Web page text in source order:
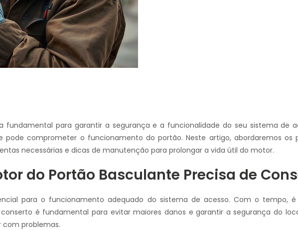
para garantir a segurança e a funcionalidade do seu sistema de
comprometer o funcionamento do portão. Neste artigo, abordaremos os
necessárias e dicas de manutenção para prolongar a vida útil do motor.
do Portão Basculante Precisa de
para o funcionamento adequado do sistema de acesso. Com o tempo,
é fundamental para evitar maiores danos e garantir a segurança do
problemas.